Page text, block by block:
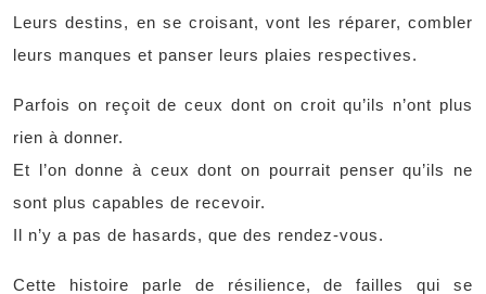
Leurs destins, en se croisant, vont les réparer, combler
leurs manques et panser leurs plaies respectives.
Parfois on reçoit de ceux dont on croit qu’ils n’ont plus
rien à donner.
Et l’on donne à ceux dont on pourrait penser qu’ils ne
sont plus capables de recevoir.
Il n’y a pas de hasards, que des rendez-vous.
Cette histoire parle de résilience, de failles qui se